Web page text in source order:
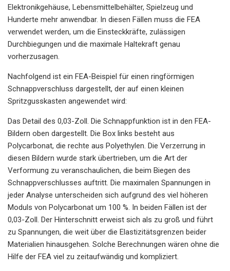
Elektronikgehäuse, Lebensmittelbehälter, Spielzeug und
Hunderte mehr anwendbar. In diesen Fällen muss die FEA
verwendet werden, um die Einsteckkräfte, zulässigen
Durchbiegungen und die maximale Haltekraft genau
vorherzusagen.
Nachfolgend ist ein FEA-Beispiel für einen ringförmigen
Schnappverschluss dargestellt, der auf einen kleinen
Spritzgusskasten angewendet wird:
Das Detail des 0,03-Zoll. Die Schnappfunktion ist in den FEA-
Bildern oben dargestellt. Die Box links besteht aus
Polycarbonat, die rechte aus Polyethylen. Die Verzerrung in
diesen Bildern wurde stark übertrieben, um die Art der
Verformung zu veranschaulichen, die beim Biegen des
Schnappverschlusses auftritt. Die maximalen Spannungen in
jeder Analyse unterscheiden sich aufgrund des viel höheren
Moduls von Polycarbonat um 100 %. In beiden Fällen ist der
0,03-Zoll. Der Hinterschnitt erweist sich als zu groß und führt
zu Spannungen, die weit über die Elastizitätsgrenzen beider
Materialien hinausgehen. Solche Berechnungen wären ohne die
Hilfe der FEA viel zu zeitaufwändig und kompliziert.